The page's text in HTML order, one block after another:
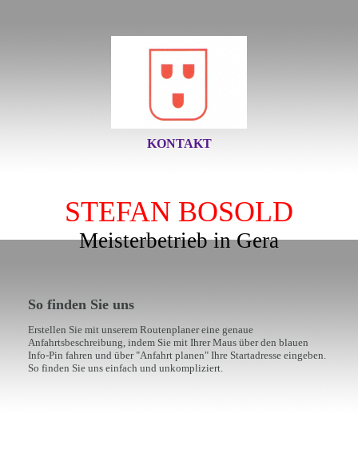
KONTAKT
STEFAN BOSOLD
Meisterbetrieb in Gera
So finden Sie uns
Erstellen Sie mit unserem Routenplaner eine genaue
Anfahrtsbeschreibung, indem Sie mit Ihrer Maus über den blauen
Info-Pin fahren und über "Anfahrt planen" Ihre Startadresse eingeben.
So finden Sie uns einfach und unkompliziert.